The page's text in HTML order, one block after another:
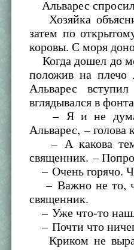
Альварес
Хозяйка
затем по
коровы. С моря
Когда дошел до
положив на плечо
Альварес
вглядывался в
– Я и не думал,
Альварес, – голова
– А какова
священник. –
– Очень горячо.
– Важно не то,
священник.
– Уже что-то
– Почти что
Криком не